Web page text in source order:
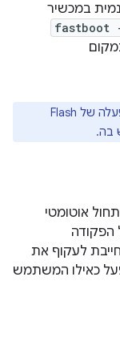
במכשיר
fastboot
מצב Force נועד לספק גמישות בהפעלה של Flash
אוטומטי
הפקודה
חייבת לעקוף את
כאילו המשתמש